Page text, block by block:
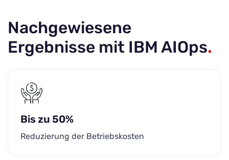
Nachgewiesene
Ergebnisse mit IBM AIOps.
Bis zu 50%
Reduzierung der Betriebskosten